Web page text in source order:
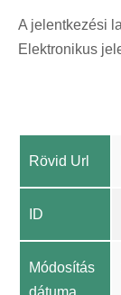
A jelentkezési
Elektronikus
Rövid Url
ID
Módosítás
dátuma